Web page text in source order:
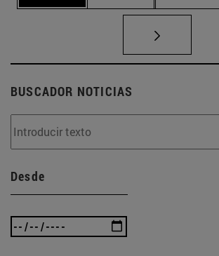
BUSCADOR NOTICIAS
Desde